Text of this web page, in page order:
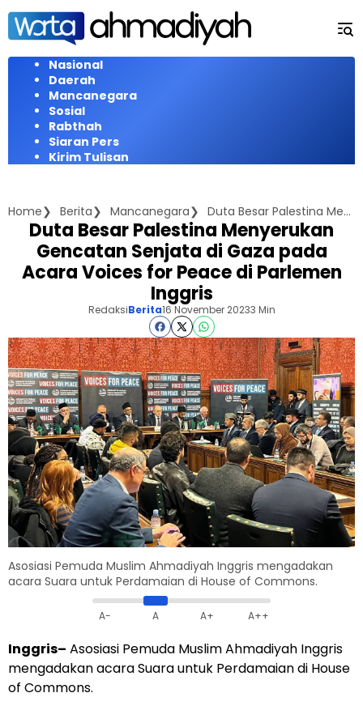
Langsung
konten
Nasional
Daerah
Mancanegara
Sosial
Rabthah
Siaran Pers
Kirim Tulisan
Home Berita Mancanegara Duta Besar Palestina Menyerukan Gencatan Senjata di Gaza pada Acara Voices for Peace di Parlemen Inggris
Duta Besar Palestina Menyerukan
Gencatan Senjata di Gaza pada
Acara Voices for Peace di Parlemen
Inggris
RedaksiBerita16 November 20233 Min
Asosiasi Pemuda Muslim Ahmadiyah Inggris mengadakan
acara Suara untuk Perdamaian di House of Commons.
A- A A+ A++
Inggris– Asosiasi Pemuda Muslim Ahmadiyah Inggris
mengadakan acara Suara untuk Perdamaian di House
of Commons.